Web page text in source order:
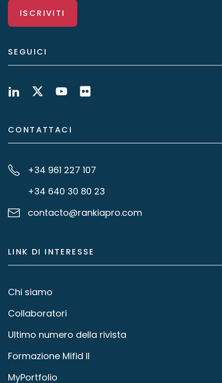
ISCRIVITI
SEGUICI
CONTATTACI
+34 961 227 107
+34 640 30 80 23
contacto@rankiapro.com
LINK DI INTERESSE
Chi siamo
Collaboratori
Ultimo numero della rivista
Formazione Mifid II
MyPortfolio